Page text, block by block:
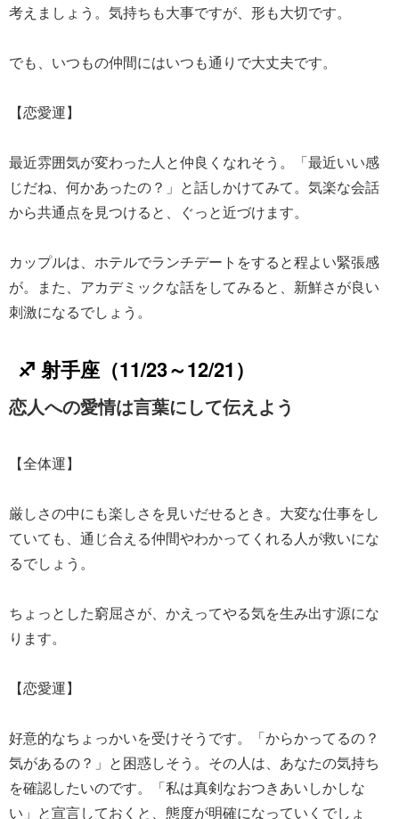
考えましょう。気持ちも大事ですが、形も大切です。
でも、いつもの仲間にはいつも通りで大丈夫です。
【恋愛運】
最近雰囲気が変わった人と仲良くなれそう。「最近いい感
じだね、何かあったの？」と話しかけてみて。気楽な会話
から共通点を見つけると、ぐっと近づけます。
カップルは、ホテルでランチデートをすると程よい緊張感
が。また、アカデミックな話をしてみると、新鮮さが良い
刺激になるでしょう。
♐ 射手座（11/23～12/21）
恋人への愛情は言葉にして伝えよう
【全体運】
厳しさの中にも楽しさを見いだせるとき。大変な仕事をし
ていても、通じ合える仲間やわかってくれる人が救いにな
るでしょう。
ちょっとした窮屈さが、かえってやる気を生み出す源にな
ります。
【恋愛運】
好意的なちょっかいを受けそうです。「からかってるの？
気があるの？」と困惑しそう。その人は、あなたの気持ち
を確認したいのです。「私は真剣なおつきあいしかしな
い」と宣言しておくと、態度が明確になっていくでしょ